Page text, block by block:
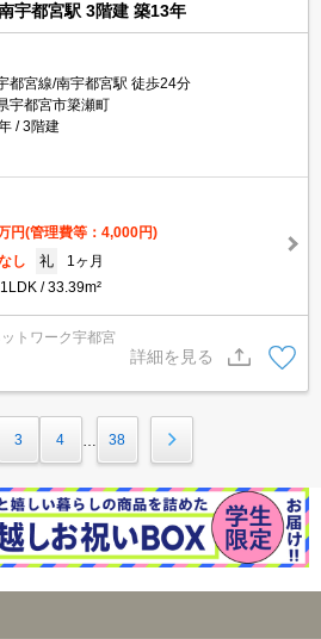
宇都宮駅 3階建 築13年
都宮線/南宇都宮駅 徒歩24分
宇都宮市簗瀬町
3階建
円(管理費等：4,000円)
し 礼
1ヶ月
1LDK 33.39m²
トワーク宇都宮
詳細を見る
3 4 38